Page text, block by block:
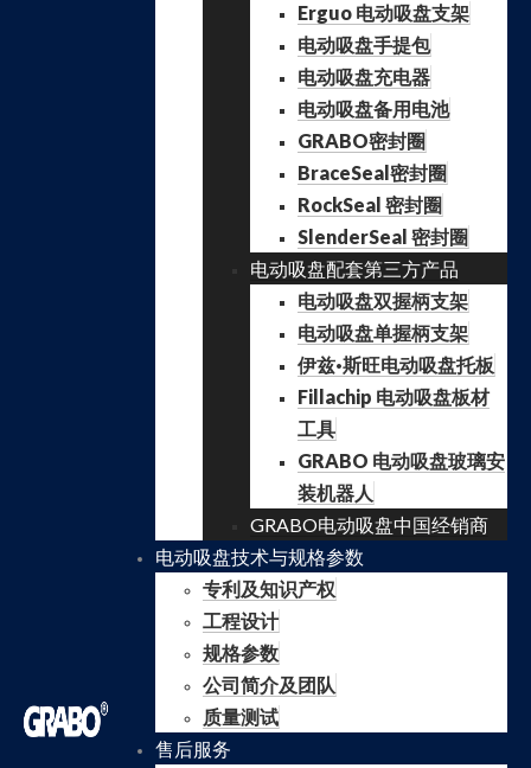
Erguo 电动吸盘支架
电动吸盘手提包
电动吸盘充电器
电动吸盘备用电池
GRABO密封圈
BraceSeal密封圈
RockSeal 密封圈
SlenderSeal 密封圈
电动吸盘配套第三方产品
电动吸盘双握柄支架
电动吸盘单握柄支架
伊兹·斯旺电动吸盘托板
Fillachip 电动吸盘板材
工具
GRABO 电动吸盘玻璃安
装机器人
GRABO电动吸盘中国经销商
电动吸盘技术与规格参数
专利及知识产权
工程设计
规格参数
公司简介及团队
质量测试
售后服务